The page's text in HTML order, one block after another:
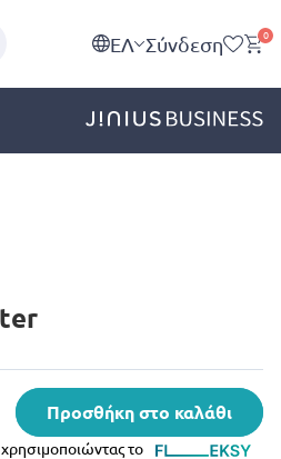
EΛ Σύνδεση 0
Προσθήκη στο καλάθι
το